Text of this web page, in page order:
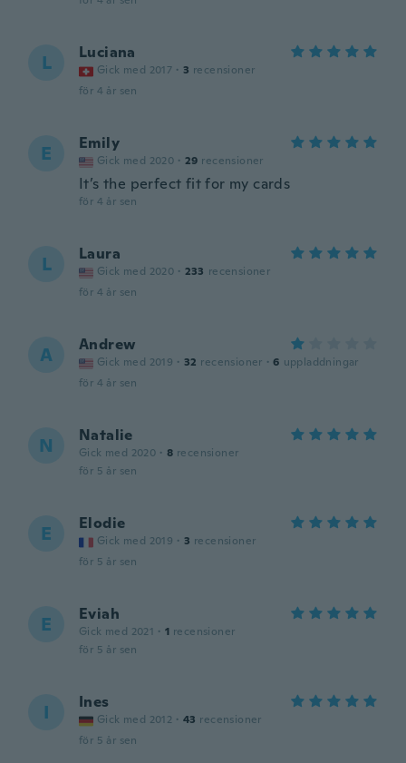
L Luciana
Gick med 2017 · 3 recensioner
för 4 år sen
E Emily
Gick med 2020 · 29 recensioner
It’s the perfect fit for my cards
för 4 år sen
L Laura
Gick med 2020 · 233 recensioner
för 4 år sen
A Andrew
Gick med 2019 · 32 recensioner · 6 uppladdningar
för 4 år sen
N Natalie
Gick med 2020 · 8 recensioner
för 5 år sen
E Elodie
Gick med 2019 · 3 recensioner
för 5 år sen
E Eviah
Gick med 2021 · 1 recensioner
för 5 år sen
I Ines
Gick med 2012 · 43 recensioner
för 5 år sen